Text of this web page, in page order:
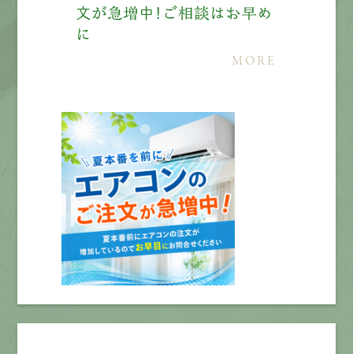
いたします!!
営業時間 8:00−18:00 ｜
定休日 日曜・祝日
Webお問い合わせ
LINEで お手軽相談
文が急増中！ご相談はお早め
に
MORE